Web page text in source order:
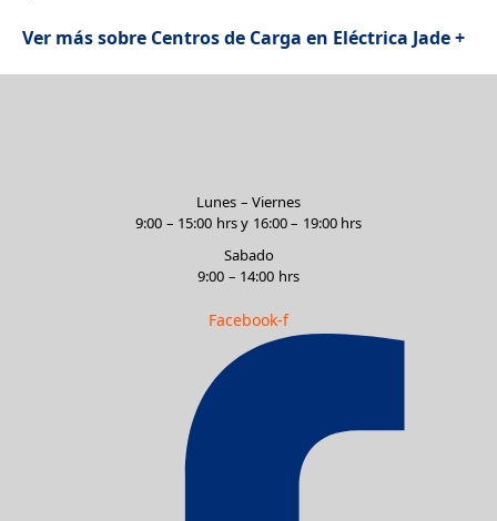
Ver más sobre Centros de Carga en Eléctrica Jade +
Lunes – Viernes
9:00 – 15:00 hrs y 16:00 – 19:00 hrs
Sabado
9:00 – 14:00 hrs
Facebook-f